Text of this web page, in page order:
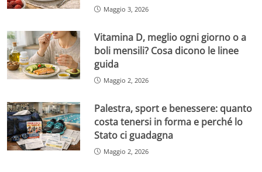
Maggio 3, 2026
Vitamina D, meglio ogni giorno o a
boli mensili? Cosa dicono le linee
guida
Maggio 2, 2026
Palestra, sport e benessere: quanto
costa tenersi in forma e perché lo
Stato ci guadagna
Maggio 2, 2026